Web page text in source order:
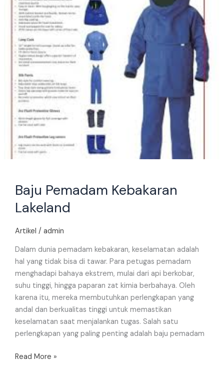
Baju Pemadam Kebakaran
Lakeland
Artikel / admin
Dalam dunia pemadam kebakaran, keselamatan adalah
hal yang tidak bisa di tawar. Para petugas pemadam
menghadapi bahaya ekstrem, mulai dari api berkobar,
suhu tinggi, hingga paparan zat kimia berbahaya. Oleh
karena itu, mereka membutuhkan perlengkapan yang
andal dan berkualitas tinggi untuk memastikan
keselamatan saat menjalankan tugas. Salah satu
perlengkapan yang paling penting adalah baju pemadam
Read More »